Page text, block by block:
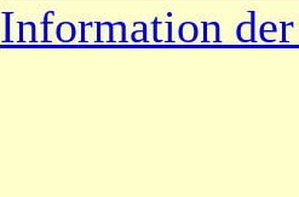
Information